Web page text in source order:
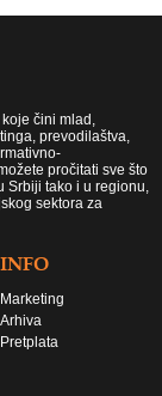
čini mlad,
prevodilaštva,
pročitati sve što
Srbiji tako i u regionu,
sektora za
INFO
Marketing
Arhiva
Pretplata